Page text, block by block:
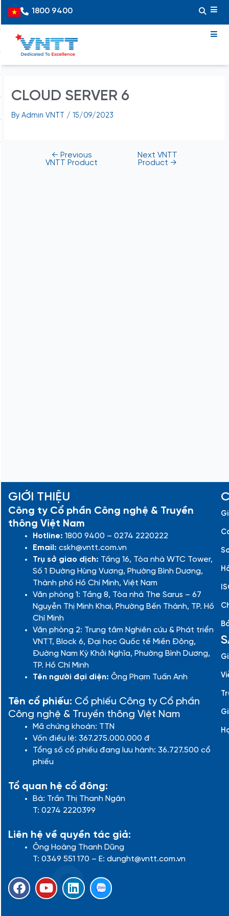
content
Vietnamese
1800 9400
CLOUD SERVER 6
ByAdmin VNTT /15/09/2023
navigation
← Previous
VNTT Product
Next VNTT
Product →
GIỚI THIỆU
Công ty Cổ phần Công nghệ & Truyền
thông Việt Nam
Hotline: 1800 9400 – 0274 2220222
Email: cskh@vntt.com.vn
Trụ sở giao dịch: Tầng 16, Tòa nhà WTC Tower,
Số 1 Đường Hùng Vương, Phường Bình Dương,
Thành phố Hồ Chí Minh, Việt Nam
Văn phòng 1: Tầng 8, Tòa nhà The Sarus – 67
Nguyễn Thị Minh Khai, Phường Bến Thành, TP. Hồ
Chí Minh
Văn phòng 2: Trung tâm Nghiên cứu & Phát triển
VNTT, Block 6, Đại học Quốc tế Miền Đông,
Đường Nam Kỳ Khởi Nghĩa, Phường Bình Dương,
TP. Hồ Chí Minh
Tên người đại diện: Ông Phạm Tuấn Anh
Tên cổ phiếu: Cổ phiếu Công ty Cổ phần
Công nghệ & Truyền thông Việt Nam
Mã chứng khoán: TTN
Vốn điều lệ: 367.275.000.000 đ
Tổng số cổ phiếu đang lưu hành: 36.727.500 cổ
phiếu
Tổ quan hệ cổ đông:
Bà: Trần Thị Thanh Ngân
T: 0274 2220399
Liên hệ về quyền tác giả:
Ông Hoàng Thanh Dũng
T: 0349 551 170 – E: dunght@vntt.com.vn
F
a
Y
o
L
i